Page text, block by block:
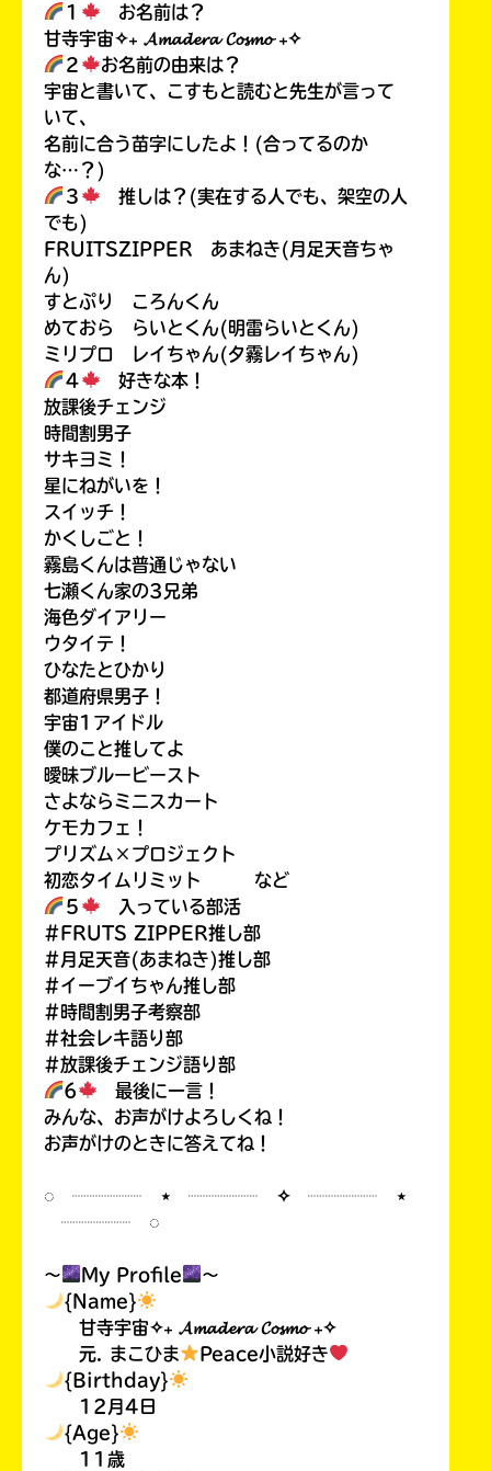
１
お名前は？
甘寺宇宙✧₊ 𝓐𝓶𝓪𝓭𝓮𝓻𝓪 𝓒𝓸𝓼𝓶𝓸 ₊✧
２
お名前の由来は？
宇宙と書いて、こすもと読むと先生が言って
いて、
名前に合う苗字にしたよ！(合ってるのか
な…？)
３
推しは？(実在する人でも、架空の人
でも)
FRUITSZIPPER あまねき(月足天音ちゃ
ん)
すとぷり ころんくん
めておら らいとくん(明雷らいとくん)
ミリプロ レイちゃん(夕霧レイちゃん)
４
好きな本！
放課後チェンジ
時間割男子
サキヨミ！
星にねがいを！
スイッチ！
かくしごと！
霧島くんは普通じゃない
七瀬くん家の3兄弟
海色ダイアリー
ウタイテ！
ひなたとひかり
都道府県男子！
宇宙1アイドル
僕のこと推してよ
曖昧ブルービースト
さよならミニスカート
ケモカフェ！
プリズム×プロジェクト
初恋タイムリミット など
５
入っている部活
#FRUTS ZIPPER推し部
#月足天音(あまねき)推し部
#イーブイちゃん推し部
#時間割男子考察部
#社会レキ語り部
#放課後チェンジ語り部
6
最後に一言！
みんな、お声がけよろしくね！
お声がけのときに答えてね！
◌ ┈┈┈┈ ⋆ ┈┈┈┈ ✧ ┈┈┈┈ ⋆
┈┈┈┈ ◌
〜 My Profile
〜
{Name}
甘寺宇宙✧₊ 𝓐𝓶𝓪𝓭𝓮𝓻𝓪 𝓒𝓸𝓼𝓶𝓸 ₊✧
元. まこひま
Peace小説好き
{Birthday}
12月4日
{Age}
11歳